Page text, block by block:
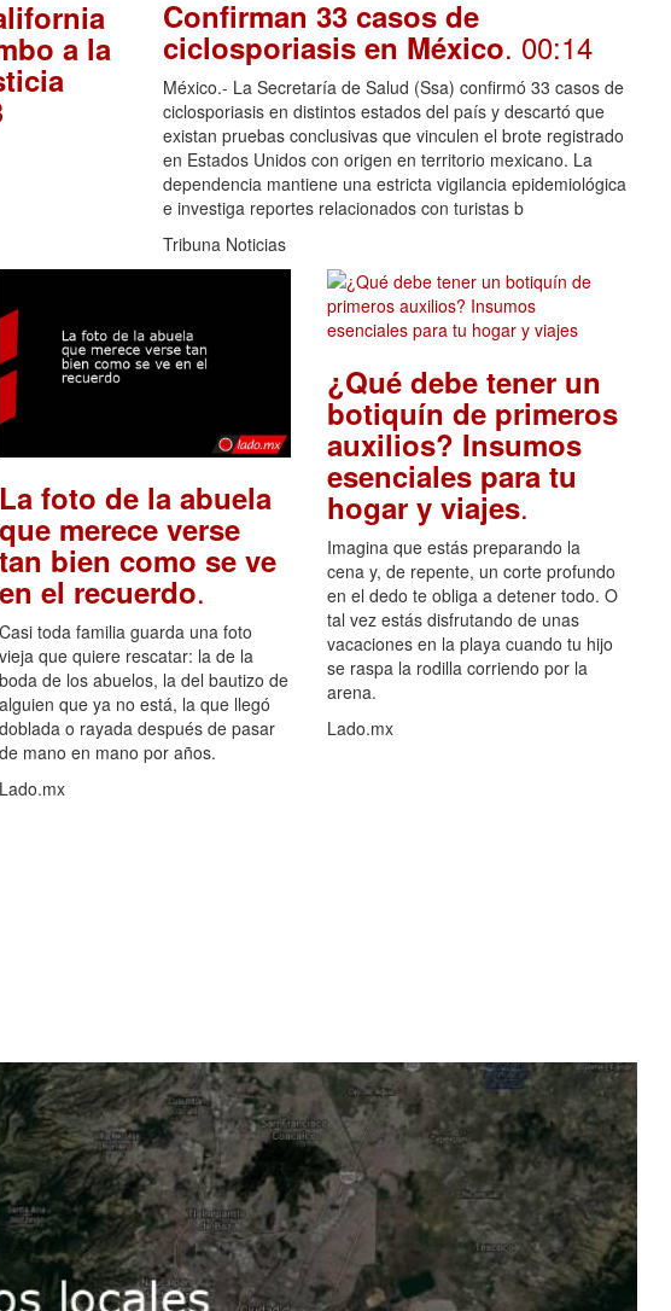
a la
Confirman 33 casos de
ciclosporiasis en México. 00:14
México.- La Secretaría de Salud (Ssa) confirmó 33 casos de
ciclosporiasis en distintos estados del país y descartó que
existan pruebas conclusivas que vinculen el brote registrado
en Estados Unidos con origen en territorio mexicano. La
dependencia mantiene una estricta vigilancia epidemiológica
e investiga reportes relacionados con turistas b
Tribuna Noticias
La foto de la abuela
que merece verse
tan bien como se ve
en el recuerdo.
Casi toda familia guarda una foto
vieja que quiere rescatar: la de la
boda de los abuelos, la del bautizo de
alguien que ya no está, la que llegó
doblada o rayada después de pasar
de mano en mano por años.
Lado.mx
¿Qué debe tener un
botiquín de primeros
auxilios? Insumos
esenciales para tu
hogar y viajes.
Imagina que estás preparando la
cena y, de repente, un corte profundo
en el dedo te obliga a detener todo. O
tal vez estás disfrutando de unas
vacaciones en la playa cuando tu hijo
se raspa la rodilla corriendo por la
arena.
Lado.mx